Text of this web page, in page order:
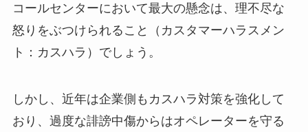
コールセンターにおいて最大の懸念は、理不尽な
怒りをぶつけられること（カスタマーハラスメン
ト：カスハラ）でしょう。
しかし、近年は企業側もカスハラ対策を強化して
おり、過度な誹謗中傷からはオペレーターを守る